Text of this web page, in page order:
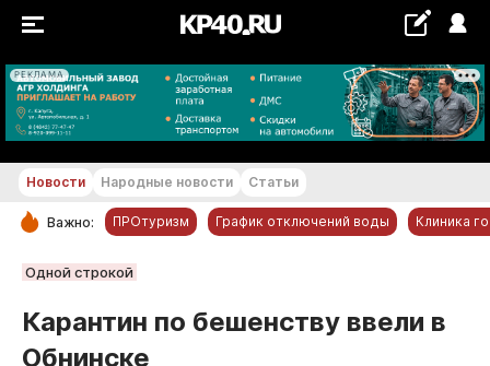
РЕКЛАМА
+29...+30 °С
РУБРИКИ
Новости Народные новости Статьи
Важно: ПРОтуризм График отключений воды Клиника
Одной строкой
Карантин по бешенству ввели в
Обнинске